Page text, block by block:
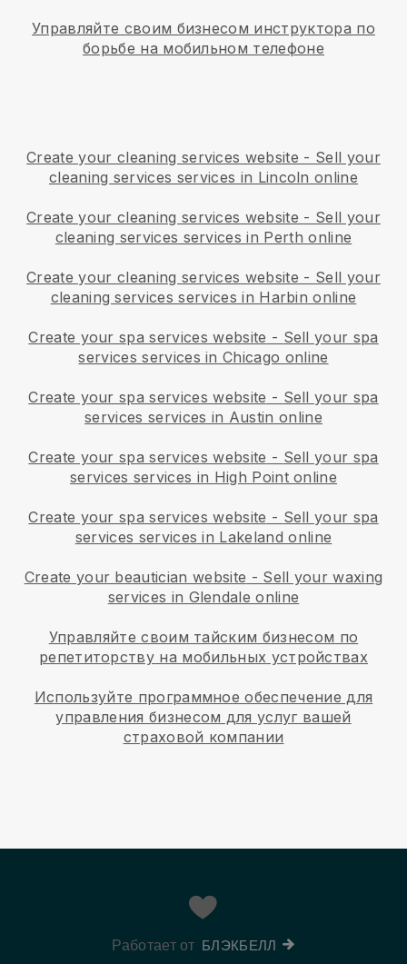
Управляйте своим бизнесом инструктора по
борьбе на мобильном телефоне
Create your cleaning services website - Sell your
cleaning services services in Lincoln online
Create your cleaning services website - Sell your
cleaning services services in Perth online
Create your cleaning services website - Sell your
cleaning services services in Harbin online
Create your spa services website - Sell your spa
services services in Chicago online
Create your spa services website - Sell your spa
services services in Austin online
Create your spa services website - Sell your spa
services services in High Point online
Create your spa services website - Sell your spa
services services in Lakeland online
Create your beautician website - Sell your waxing
services in Glendale online
Управляйте своим тайским бизнесом по
репетиторству на мобильных устройствах
Используйте программное обеспечение для
управления бизнесом для услуг вашей
страховой компании
Работает от БЛЭКБЕЛЛ